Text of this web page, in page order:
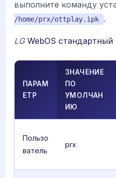
выполните команду
/home/prx/ottplay.ipk
.
LGWebOS стандартный
ПАРАМ
ЕТР
ЗНАЧЕНИЕ
ПО
УМОЛЧАН
ИЮ
Пользо
ватель
prx